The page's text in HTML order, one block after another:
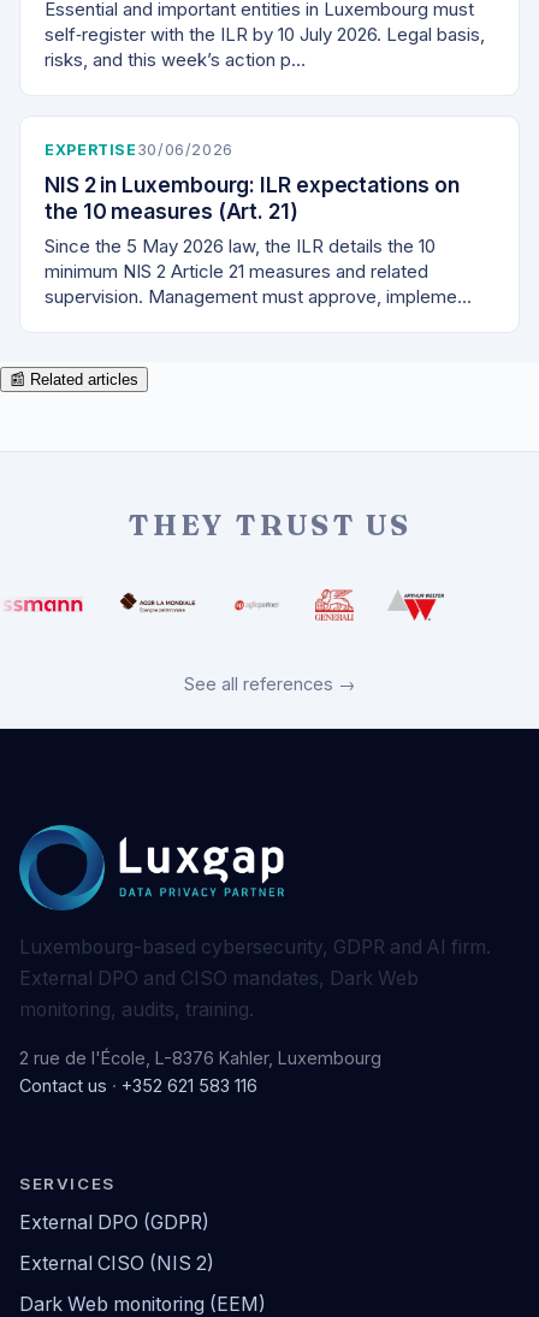
Essential and important entities in Luxembourg must
self‑register with the ILR by 10 July 2026. Legal basis,
risks, and this week’s action p…
EXPERTISE 30/06/2026
NIS 2 in Luxembourg: ILR expectations on
the 10 measures (Art. 21)
Since the 5 May 2026 law, the ILR details the 10
minimum NIS 2 Article 21 measures and related
supervision. Management must approve, impleme…
📰 Related articles
THEY TRUST US
See all references →
Luxembourg-based cybersecurity, GDPR and AI firm.
External DPO and CISO mandates, Dark Web
monitoring, audits, training.
2 rue de l'École, L-8376 Kahler, Luxembourg
Contact us · +352 621 583 116
SERVICES
External DPO (GDPR)
External CISO (NIS 2)
Dark Web monitoring (EEM)